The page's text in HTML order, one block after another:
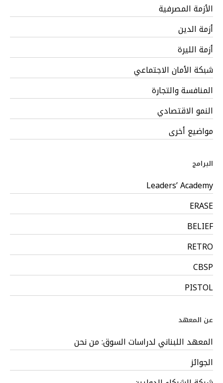
الأزمة المصرفية
أزمة الدين
أزمة الليرة
شبكة الأمان الاجتماعي
المنافسة والتجارة
النمو الاقتصادي
مواضيع أخرى
البرامج
Leaders’ Academy
ERASE
BELIEF
RETRO
CBSP
PISTOL
عن المعهد
المعهد اللبناني لدراسات السوق: من نحن
الجوائز